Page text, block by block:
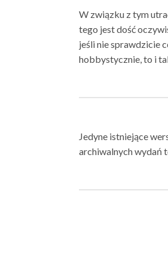
W związku z tym
tego jest dość
jeśli nie sprawdzicie
hobbystycznie, to i
Jedyne istniejące
archiwalnych wydań